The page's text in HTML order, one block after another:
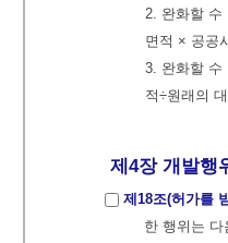
2. 완화할 수
면적 × 공공
3. 완화할 수
적÷원래의
제4장 개발행
제18조(허가를
한 행위는